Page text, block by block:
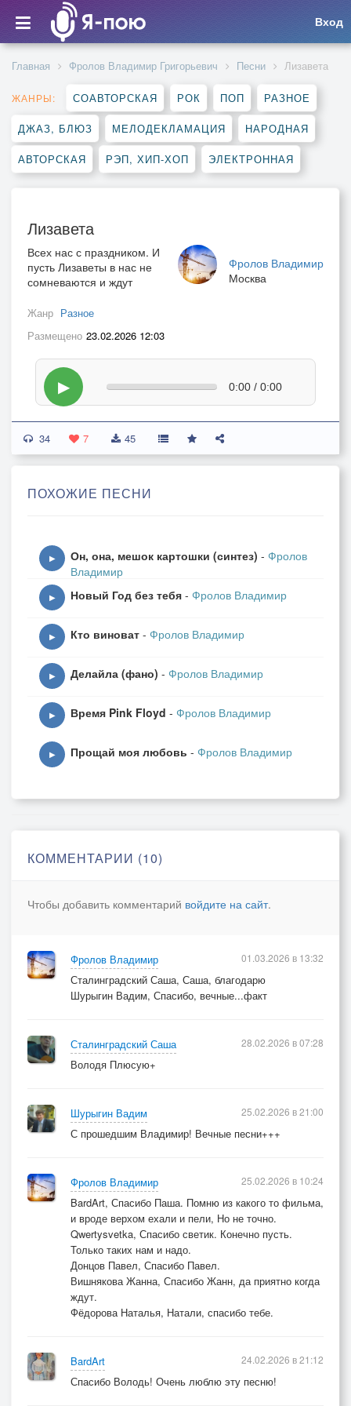
Вход
Главная Фролов Владимир Григорьевич Песни Лизавета
ЖАНРЫ: СОАВТОРСКАЯ РОК ПОП РАЗНОЕ
ДЖАЗ, БЛЮЗ МЕЛОДЕКЛАМАЦИЯ НАРОДНАЯ
АВТОРСКАЯ РЭП, ХИП-ХОП ЭЛЕКТРОННАЯ
Лизавета
Фролов Владимир
Москва
Всех нас с праздником. И
пусть Лизаветы в нас не
сомневаются и ждут
Жанр Разное
Размещено 23.02.2026 12:03
▶ 0:00 / 0:00
34 7 45
ПОХОЖИЕ ПЕСНИ
▶ Он, она, мешок картошки (синтез) - Фролов
Владимир
▶ Новый Год без тебя - Фролов Владимир
▶ Кто виноват - Фролов Владимир
▶ Делайла (фано) - Фролов Владимир
▶ Время Pink Floyd - Фролов Владимир
▶ Прощай моя любовь - Фролов Владимир
КОММЕНТАРИИ (10)
Чтобы добавить комментарий войдите на сайт.
Фролов Владимир
Сталинградский Саша, Саша, благодарю
Шурыгин Вадим, Спасибо, вечные...факт
01.03.2026 в 13:32
Сталинградский Саша
Володя Плюсую+
28.02.2026 в 07:28
Шурыгин Вадим
С прошедшим Владимир! Вечные песни+++
25.02.2026 в 21:00
Фролов Владимир
BardArt, Спасибо Паша. Помню из какого то фильма,
и вроде верхом ехали и пели, Но не точно.
Qwertysvetka, Спасибо светик. Конечно пусть.
Только таких нам и надо.
Донцов Павел, Спасибо Павел.
Вишнякова Жанна, Спасибо Жанн, да приятно когда
ждут.
Фёдорова Наталья, Натали, спасибо тебе.
25.02.2026 в 10:24
BardArt
Спасибо Володь! Очень люблю эту песню!
24.02.2026 в 21:12